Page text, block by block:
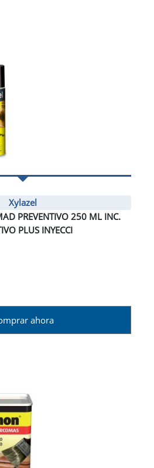
Xylazel
PREVENTIVO 250 ML INC.
PLUS INYECCI
ahora